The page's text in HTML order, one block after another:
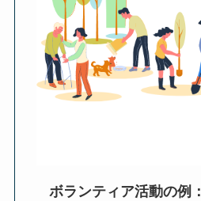
ボランティア活動の例：